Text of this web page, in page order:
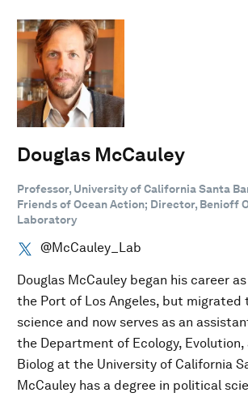
Douglas McCauley
Professor, University of California Santa
Friends of Ocean Action; Director, Benioff
Laboratory
@McCauley_Lab
Douglas McCauley began his career
the Port of Los Angeles, but migrated
science and now serves as an
the Department of Ecology, Evolution,
Biolog at the University of California
McCauley has a degree in political